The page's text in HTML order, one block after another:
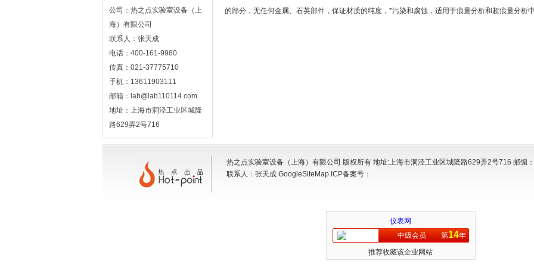
公司：热之点实验室设备（上
海）有限公司
联系人：张天成
电话：400-161-9980
传真：021-37775710
手机：13611903111
邮箱：lab@lab110114.com
地址：上海市洞泾工业区城隆
路629弄2号716
的部分，无任何金属、石英部件，保证材质的纯度，*污染和腐蚀，适用于痕量分析和超痕量分析中
热之点实验室设备（上海）有限公司 版权所有 地址:上海市洞泾工业区城隆路629弄2号716 邮编
联系人：张天成 GoogleSiteMap ICP备案号：
仪表网
中级会员
第14年
推荐收藏该企业网站